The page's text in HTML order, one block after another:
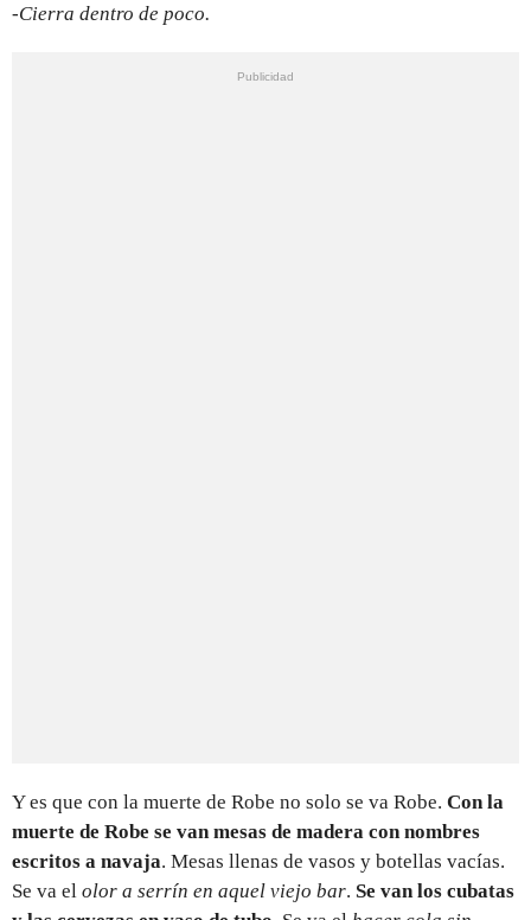
-Cierra dentro de poco.
Y es que con la muerte de Robe no solo se va Robe. Con la
muerte de Robe se van mesas de madera con nombres
escritos a navaja. Mesas llenas de vasos y botellas vacías.
Se va el olor a serrín en aquel viejo bar. Se van los cubatas